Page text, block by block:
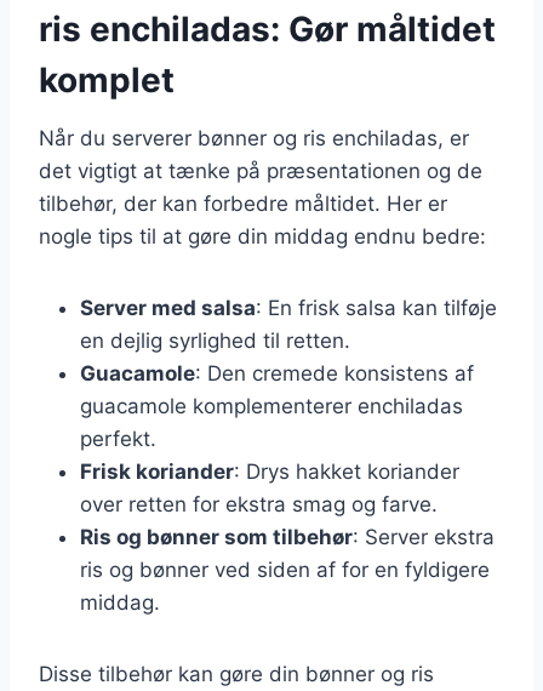
ris enchiladas: Gør måltidet
komplet
Når du serverer bønner og ris enchiladas, er
det vigtigt at tænke på præsentationen og de
tilbehør, der kan forbedre måltidet. Her er
nogle tips til at gøre din middag endnu bedre:
Server med salsa: En frisk salsa kan tilføje
en dejlig syrlighed til retten.
Guacamole: Den cremede konsistens af
guacamole komplementerer enchiladas
perfekt.
Frisk koriander: Drys hakket koriander
over retten for ekstra smag og farve.
Ris og bønner som tilbehør: Server ekstra
ris og bønner ved siden af for en fyldigere
middag.
Disse tilbehør kan gøre din bønner og ris